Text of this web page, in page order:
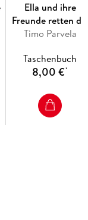
Ella und ihre
Freunde retten die
Schule
Timo Parvela
Taschenbuch
8,00 €*